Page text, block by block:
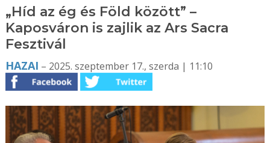
„Híd az ég és Föld között” –
Kaposváron is zajlik az Ars Sacra
Fesztivál
HAZAI – 2025. szeptember 17., szerda | 11:10